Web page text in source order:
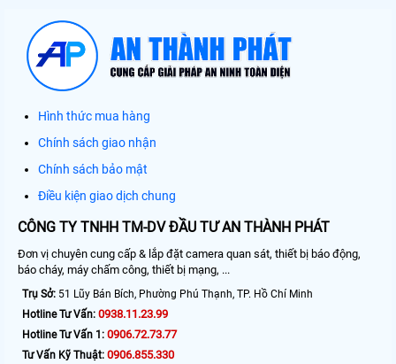
Hình thức mua hàng
Chính sách giao nhận
Chính sách bảo mật
Điều kiện giao dịch chung
CÔNG TY TNHH TM-DV ĐẦU TƯ AN THÀNH PHÁT
Đơn vị chuyên cung cấp & lắp đặt camera quan sát, thiết bị báo động,
báo cháy, máy chấm công, thiết bị mạng, ...
Trụ Sở: 51 Lũy Bán Bích, Phường Phú Thạnh, TP. Hồ Chí Minh
Hotline Tư Vấn: 0938.11.23.99
Hotline Tư Vấn 1: 0906.72.73.77
Tư Vấn Kỹ Thuật: 0906.855.330